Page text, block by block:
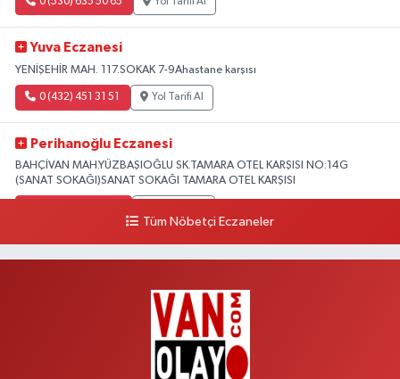
Yuva Eczanesi
YENİŞEHİR MAH. 117.SOKAK 7-9Ahastane karşısı
0 (432) 451 31 51 Yol Tarifi Al
Perihanoğlu Eczanesi
BAHÇİVAN MAH.YÜZBAŞIOĞLU SK.TAMARA OTEL KARŞISI NO:14G
(SANAT SOKAĞI)SANAT SOKAĞI TAMARA OTEL KARŞISI
Yol Tarifi Al
BEYAZIT MAH.ZEYLAN CADDESİ OKYANUS GİYİM YANI NO:1
Tüm Nöbetçi Eczaneler